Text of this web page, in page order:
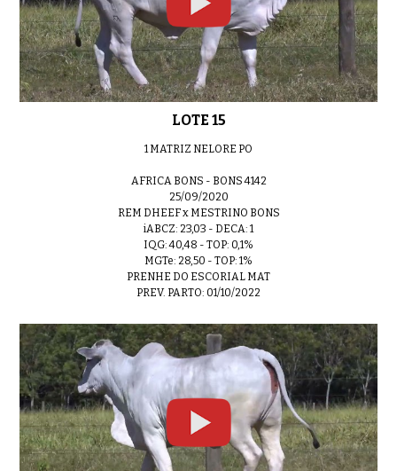
LOTE 15
1 MATRIZ NELORE PO
AFRICA BONS - BONS 4142
25/09/2020
REM DHEEF x MESTRINO BONS
iABCZ: 23,03 - DECA: 1
IQG: 40,48 - TOP: 0,1%
MGTe: 28,50 - TOP: 1%
PRENHE DO ESCORIAL MAT
PREV. PARTO: 01/10/2022